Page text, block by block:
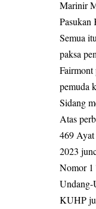
Marinir
Pasukan
Semua
paksa
Fairmont
pemuda
Sidang
Atas
469
2023
Nomor 1
Undang-
KUHP